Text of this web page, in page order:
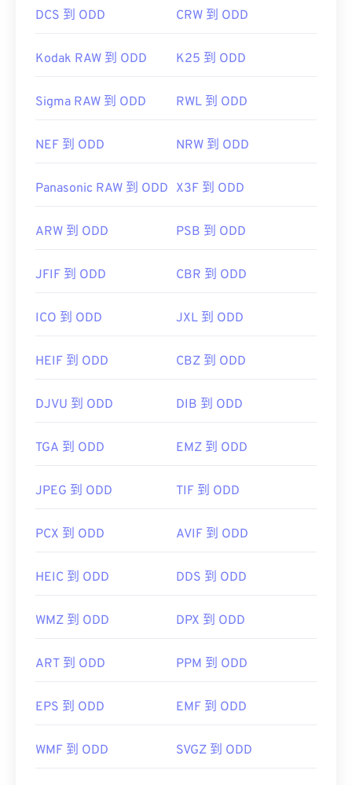
DCS 到 ODD CRW 到 ODD
Kodak RAW 到 ODD K25 到 ODD
Sigma RAW 到 ODD RWL 到 ODD
NEF 到 ODD NRW 到 ODD
Panasonic RAW 到 ODD X3F 到 ODD
ARW 到 ODD PSB 到 ODD
JFIF 到 ODD CBR 到 ODD
ICO 到 ODD JXL 到 ODD
HEIF 到 ODD CBZ 到 ODD
DJVU 到 ODD DIB 到 ODD
TGA 到 ODD EMZ 到 ODD
JPEG 到 ODD TIF 到 ODD
PCX 到 ODD AVIF 到 ODD
HEIC 到 ODD DDS 到 ODD
WMZ 到 ODD DPX 到 ODD
ART 到 ODD PPM 到 ODD
EPS 到 ODD EMF 到 ODD
WMF 到 ODD SVGZ 到 ODD